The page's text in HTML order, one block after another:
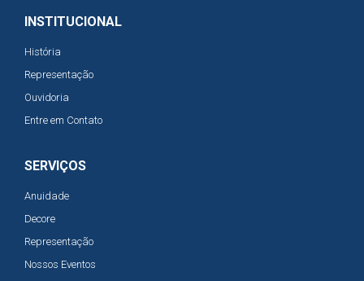
INSTITUCIONAL
História
Representação
Ouvidoria
Entre em Contato
SERVIÇOS
Anuidade
Decore
Representação
Nossos Eventos